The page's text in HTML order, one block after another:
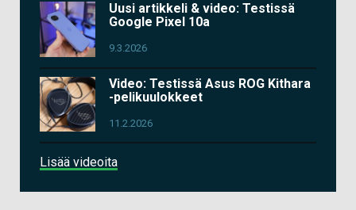
Uusi artikkeli & video: Testissä
Google Pixel 10a
9.3.2026
Video: Testissä Asus ROG Kithara
-pelikuulokkeet
11.2.2026
Lisää videoita